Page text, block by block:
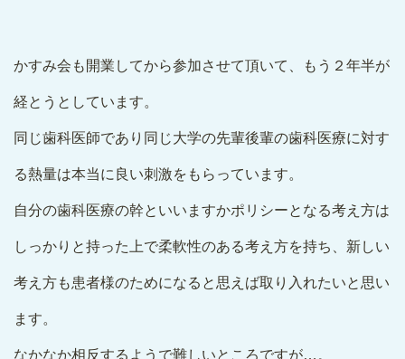
かすみ会も開業してから参加させて頂いて、もう２年半が
経とうとしています。
同じ歯科医師であり同じ大学の先輩後輩の歯科医療に対す
る熱量は本当に良い刺激をもらっています。
自分の歯科医療の幹といいますかポリシーとなる考え方は
しっかりと持った上で柔軟性のある考え方を持ち、新しい
考え方も患者様のためになると思えば取り入れたいと思い
ます。
なかなか相反するようで難しいところですが…。